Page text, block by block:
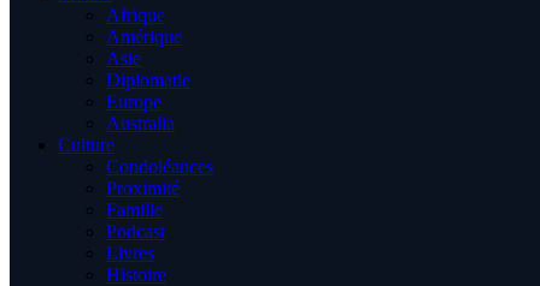
Afrique
Amérique
Asie
Diplomatie
Europe
Australia
Culture
Condoléances
Proximité
Famille
Podcast
Livres
Histoire